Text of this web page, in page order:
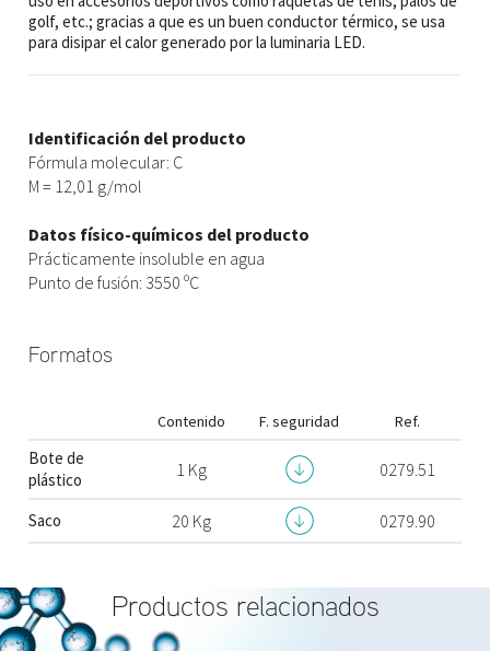
golf, etc.; gracias a que es un buen conductor térmico, se usa
para disipar el calor generado por la luminaria LED.
Identificación del producto
Fórmula molecular: C
M = 12,01 g/mol
Datos físico-químicos del producto
Prácticamente insoluble en agua
Punto de fusión: 3550 ºC
Formatos
Contenido F. seguridad Ref.
Bote de
plástico
1 Kg 0279.51
Saco 20 Kg 0279.90
Productos relacionados